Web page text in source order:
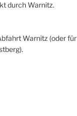
durch Warnitz.
Warnitz (oder für